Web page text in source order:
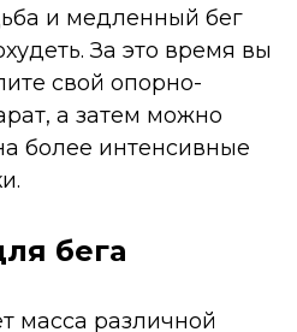
и медленный бег
За это время вы
свой опорно-
а затем можно
более интенсивные
бега
масса различной